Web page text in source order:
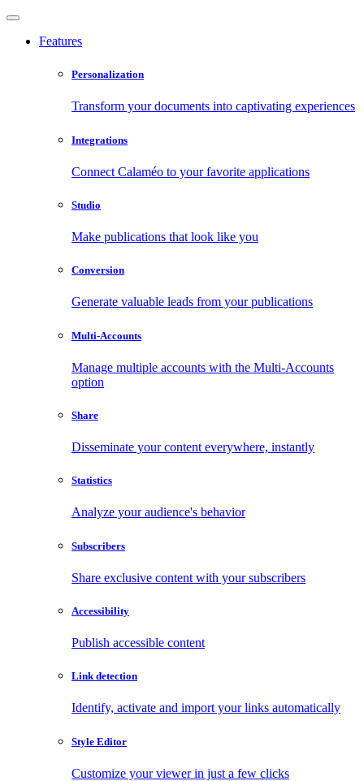
Features
Personalization
Transform your documents into captivating experiences
Integrations
Connect Calaméo to your favorite applications
Studio
Make publications that look like you
Conversion
Generate valuable leads from your publications
Multi-Accounts
Manage multiple accounts with the Multi-Accounts
option
Share
Disseminate your content everywhere, instantly
Statistics
Analyze your audience's behavior
Subscribers
Share exclusive content with your subscribers
Accessibility
Publish accessible content
Link detection
Identify, activate and import your links automatically
Style Editor
Customize your viewer in just a few clicks